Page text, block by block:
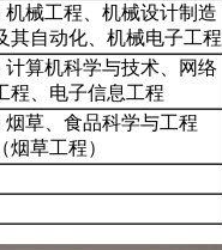
机械工程、机械设计制造
其自动化、机械电子工程
计算机科学与技术、网络
程、电子信息工程
烟草、食品科学与工程
（烟草工程）